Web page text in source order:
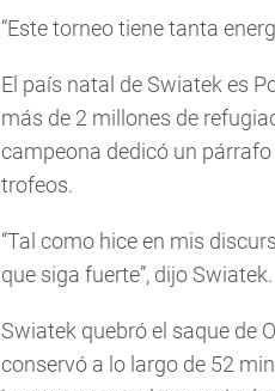
“Este torneo tiene tanta
El país natal de Swiatek es
más de 2 millones de
campeona dedicó un
trofeos.
“Tal como hice en mis
que siga fuerte”, dijo
Swiatek quebró el saque de
conservó a lo largo de 52